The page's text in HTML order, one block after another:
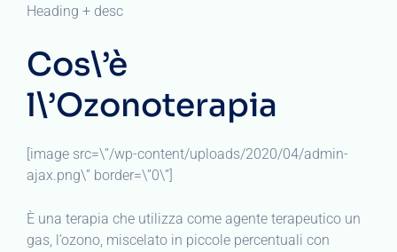
Heading + desc
Cos\’è
l\’Ozonoterapia
[image src=\”/wp-content/uploads/2020/04/admin-
ajax.png\” border=\”0\”]
È una terapia che utilizza come agente terapeutico un
gas, l’ozono, miscelato in piccole percentuali con